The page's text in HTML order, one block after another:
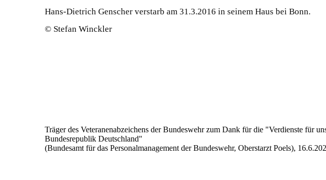
Hans-Dietrich Genscher verstarb am 31.3.2016 in seinem Haus bei Bonn.
© Stefan Winckler
Träger des Veteranenabzeichens der Bundeswehr zum Dank für die "Verdienste für
Bundesrepublik Deutschland"
(Bundesamt für das Personalmanagement der Bundeswehr, Oberstarzt Poels),